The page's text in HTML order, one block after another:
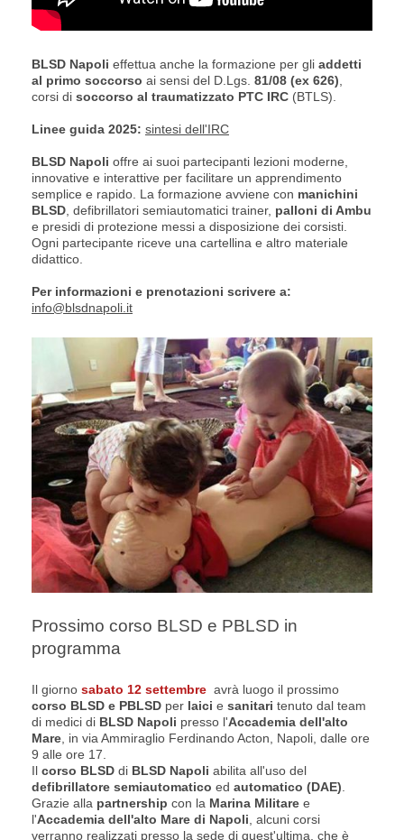
BLSD Napoli effettua anche la formazione per gli addetti
al primo soccorso ai sensi del D.Lgs. 81/08 (ex 626)
corsi di soccorso al traumatizzato PTC IRC (BTLS).
Linee guida 2025: sintesi dell'IRC
BLSD Napoli offre ai suoi partecipanti lezioni moderne,
innovative e interattive per facilitare un apprendimento
semplice e rapido. La formazione avviene con manichini
BLSD , defibrillatori semiautomatici trainer, palloni di Ambu
e presidi di protezione messi a disposizione dei corsisti.
Ogni partecipante riceve una cartellina e altro materiale
didattico.
Per informazioni e prenotazioni scrivere a:
info@blsdnapoli.it
Prossimo corso BLSD e PBLSD in
programma
Il giorno sabato 12 settembre avrà luogo il prossimo
corso BLSD e PBLSD per laici e sanitari tenuto dal team
di medici di BLSD Napoli presso l'Accademia dell'alto
Mare , in via Ammiraglio Ferdinando Acton, Napoli, dalle ore
9 alle ore 17.
Il corso BLSD di BLSD Napoli abilita all'uso del
defibrillatore semiautomatico ed automatico (DAE)
Grazie alla partnership con la Marina Militare e
l'Accademia dell'alto Mare di Napoli , alcuni corsi
verranno realizzati presso la sede di quest'ultima, che è